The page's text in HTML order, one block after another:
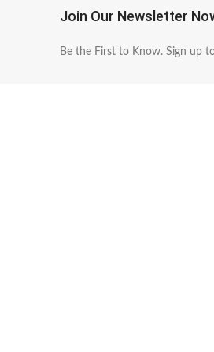
Join Our Newsletter
Be the First to Know. Sign up